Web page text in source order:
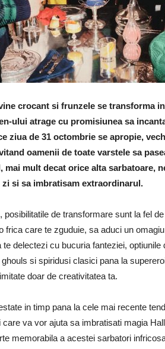
crocant si frunzele se transforma
ului atrage cu promisiunea sa
ziua de 31 octombrie se apropie,
oamenii de toate varstele sa
mai mult decat orice alta sarbatoare,
si sa imbratisam extraordinarul.
posibilitatile de transformare sunt la fel
frica care te zguduie, sa aduci un
delectezi cu bucuria fanteziei,
si spiridusi clasici pana la
doar de creativitatea ta.
in timp pana la cele mai recente
va vor ajuta sa imbratisati magia
memorabila a acestei sarbatori